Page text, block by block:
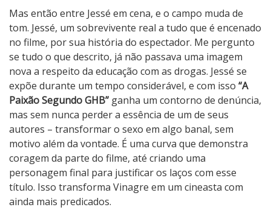
Mas então entre Jessé em cena, e o campo muda de
tom. Jessé, um sobrevivente real a tudo que é encenado
no filme, por sua história do espectador. Me pergunto
se tudo o que descrito, já não passava uma imagem
nova a respeito da educação com as drogas. Jessé se
expõe durante um tempo considerável, e com isso “A
Paixão Segundo GHB” ganha um contorno de denúncia,
mas sem nunca perder a essência de um de seus
autores – transformar o sexo em algo banal, sem
motivo além da vontade. É uma curva que demonstra
coragem da parte do filme, até criando uma
personagem final para justificar os laços com esse
título. Isso transforma Vinagre em um cineasta com
ainda mais predicados.